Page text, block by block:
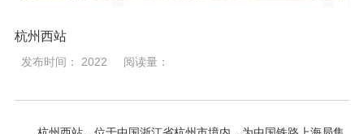
杭州西站
发布时间： 2022 阅读量：